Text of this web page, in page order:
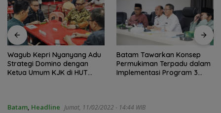
Wagub Kepri Nyanyang Adu
Strategi Domino dengan
Ketua Umum KJK di HUT
Batam Tawarkan Konsep
Permukiman Terpadu dalam
Implementasi Program 3
Batam, Headline Jumat, 11/02/2022 - 14:44 WIB